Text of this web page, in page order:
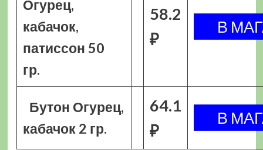
Огурец,
кабачок,
патиссон 50
гр.
58.2
₽
Бутон Огурец,
кабачок 2 гр.
64.1
₽